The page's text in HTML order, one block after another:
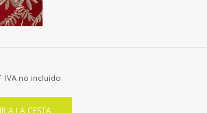
IVA no incluido